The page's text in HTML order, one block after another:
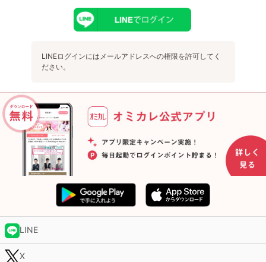
LINEログインにはメールアドレスへの権限を許可してく
ださい。
LINE
X